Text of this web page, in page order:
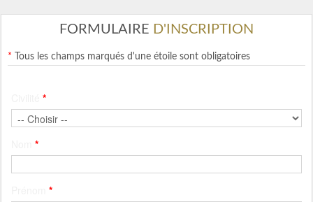
FORMULAIRE D'INSCRIPTION
* Tous les champs marqués d'une étoile sont obligatoires
*
*
*